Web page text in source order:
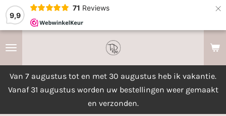
9,9
71 Reviews ×
Van 7 augustus tot en met 30 augustus heb ik vakantie.
Vanaf 31 augustus worden uw bestellingen weer gemaakt
en verzonden.